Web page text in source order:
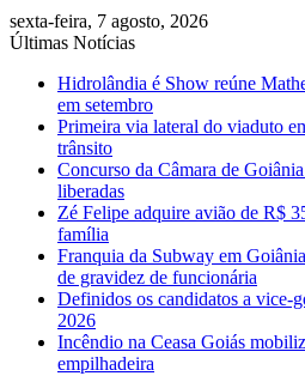
sexta-feira, 7 agosto, 2026
Últimas Notícias
Hidrolândia é Show reúne
em setembro
Primeira via lateral do viaduto
trânsito
Concurso da Câmara de
liberadas
Zé Felipe adquire avião de R$
família
Franquia da Subway em
de gravidez de funcionária
Definidos os candidatos a vice-
2026
Incêndio na Ceasa Goiás
empilhadeira